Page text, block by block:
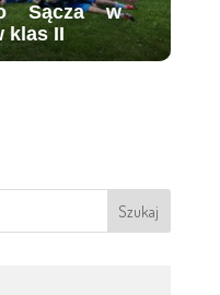
Sącza w
klas II